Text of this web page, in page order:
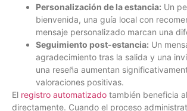
Personalización de la estancia: Un
bienvenida, una guía local con
mensaje personalizado marcan una
Seguimiento post-estancia: Un
agradecimiento tras la salida y una
una reseña aumentan
valoraciones positivas.
El registro automatizado también beneficia
directamente. Cuando el proceso